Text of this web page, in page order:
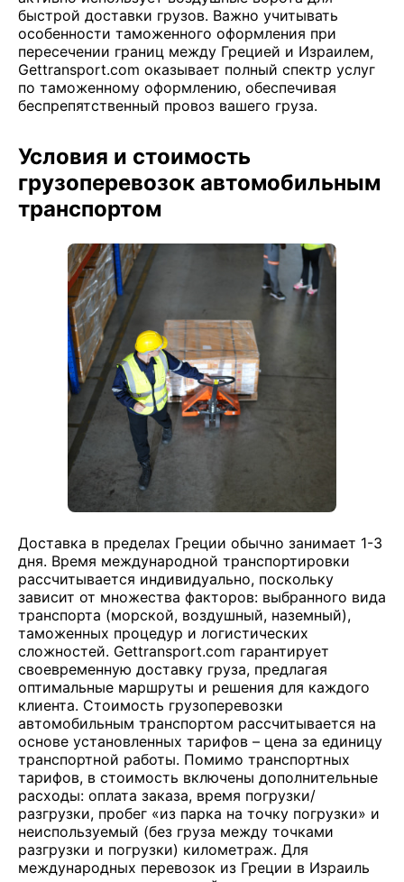
быстрой доставки грузов. Важно учитывать
особенности таможенного оформления при
пересечении границ между Грецией и Израилем,
Gettransport.com оказывает полный спектр услуг
по таможенному оформлению, обеспечивая
беспрепятственный провоз вашего груза.
Условия и стоимость
грузоперевозок автомобильным
транспортом
Доставка в пределах Греции обычно занимает 1-3
дня. Время международной транспортировки
рассчитывается индивидуально, поскольку
зависит от множества факторов: выбранного вида
транспорта (морской, воздушный, наземный),
таможенных процедур и логистических
сложностей. Gettransport.com гарантирует
своевременную доставку груза, предлагая
оптимальные маршруты и решения для каждого
клиента. Стоимость грузоперевозки
автомобильным транспортом рассчитывается на
основе установленных тарифов – цена за единицу
транспортной работы. Помимо транспортных
тарифов, в стоимость включены дополнительные
расходы: оплата заказа, время погрузки/
разгрузки, пробег «из парка на точку погрузки» и
неиспользуемый (без груза между точками
разгрузки и погрузки) километраж. Для
международных перевозок из Греции в Израиль